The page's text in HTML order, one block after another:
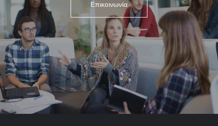
Επικοινωνία